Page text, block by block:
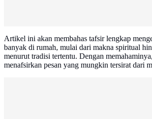
Artikel ini akan membahas tafsir lengkap
banyak di rumah, mulai dari makna spiritual
menurut tradisi tertentu. Dengan
menafsirkan pesan yang mungkin tersirat dari